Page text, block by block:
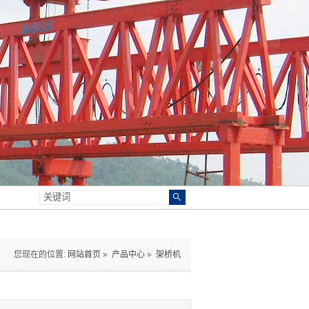
您现在的位置: 网站首页 » 产品中心 » 架桥机